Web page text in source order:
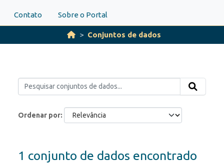
Contato Sobre o Portal
Conjuntos de dados
Ordenar por
1 conjunto de dados encontrado